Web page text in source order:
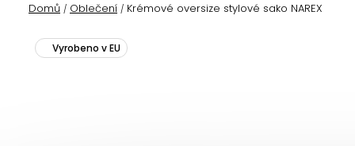
Domů / Oblečení / Krémové oversize stylové sako NAREX
Vyrobeno v EU